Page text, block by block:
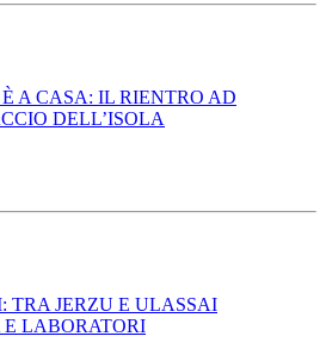
A CASA: IL RIENTRO AD
DELL’ISOLA
TRA JERZU E ULASSAI
E LABORATORI